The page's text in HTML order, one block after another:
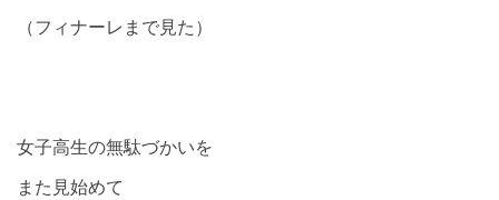
（フィナーレまで見た）
女子高生の無駄づかいを
また見始めて